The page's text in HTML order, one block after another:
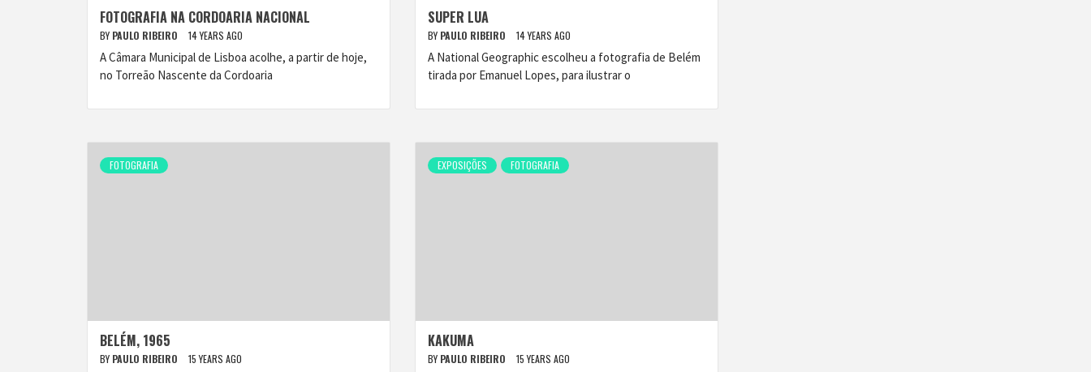
FOTOGRAFIA NA CORDOARIA NACIONAL
BY PAULO RIBEIRO 14 YEARS AGO
A Câmara Municipal de Lisboa acolhe, a partir de hoje,
no Torreão Nascente da Cordoaria
SUPER LUA
BY PAULO RIBEIRO 14 YEARS AGO
A National Geographic escolheu a fotografia de Belém
tirada por Emanuel Lopes, para ilustrar o
FOTOGRAFIA
BELÉM, 1965
BY PAULO RIBEIRO 15 YEARS AGO
EXPOSIÇÕES FOTOGRAFIA
KAKUMA
BY PAULO RIBEIRO 15 YEARS AGO